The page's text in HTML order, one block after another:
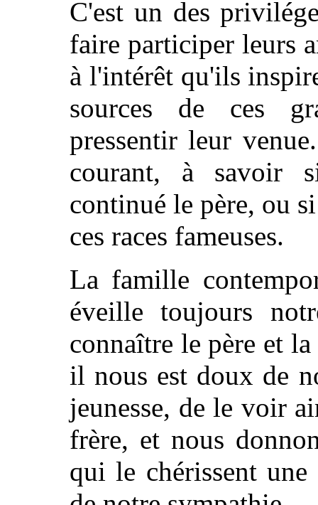
C'est un des
faire participer leurs
à l'intérêt qu'ils
sources de ces
pressentir leur
courant, à savoir
continué le père, ou
ces races fameuses.
La famille
éveille toujours
connaître le père et
il nous est doux de
jeunesse, de le voir
frère, et nous
qui le chérissent